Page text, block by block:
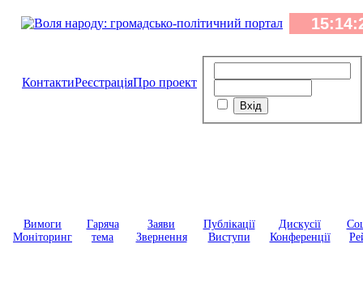
КонтактиРеєстраціяПро проект
Вимоги
Моніторинг
Гаряча
тема
Заяви
Звернення
Публікації
Виступи
Дискусії
Конференції